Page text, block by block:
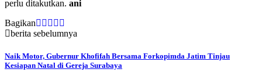
perlu ditakutkan. ani
Bagikan
berita sebelumnya
Naik Motor, Gubernur Khofifah Bersama Forkopimda Jatim Tinjau
Kesiapan Natal di Gereja Surabaya